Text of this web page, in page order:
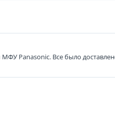
МФУ Panasonic. Все было